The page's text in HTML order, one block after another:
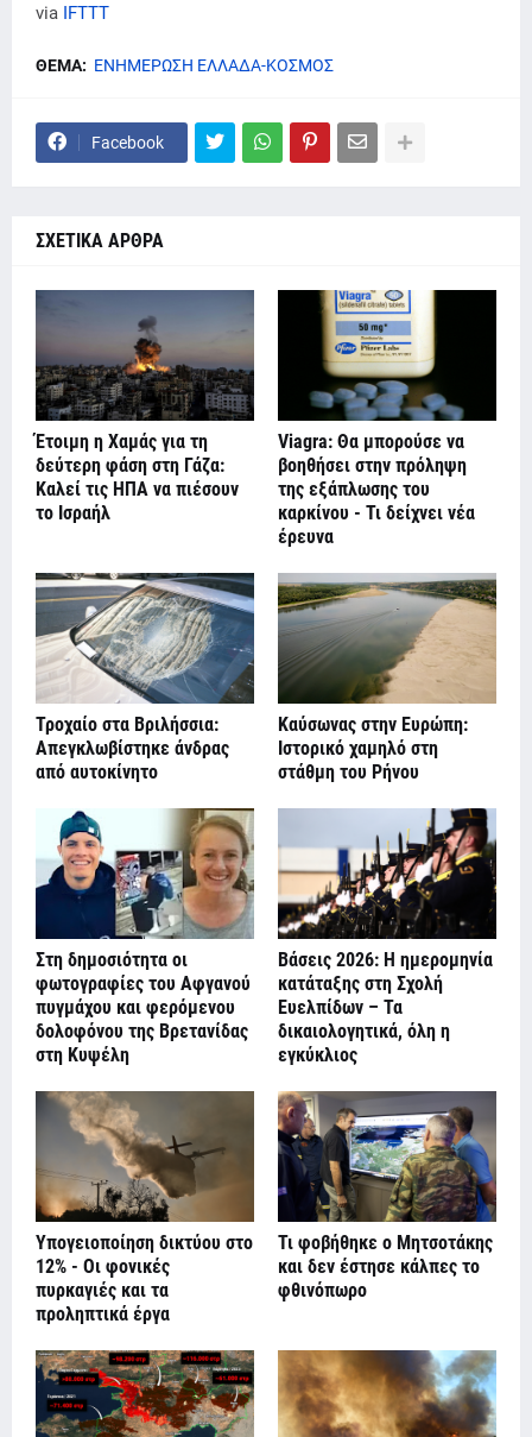
via IFTTT
ΘΕΜΑ: ΕΝΗΜΕΡΩΣΗ ΕΛΛΑΔΑ-ΚΟΣΜΟΣ
Facebook
ΣΧΕΤΙΚΑ ΑΡΘΡΑ
Έτοιμη η Χαμάς για τη
δεύτερη φάση στη Γάζα:
Καλεί τις ΗΠΑ να πιέσουν
το Ισραήλ
Viagra: Θα μπορούσε να
βοηθήσει στην πρόληψη
της εξάπλωσης του
καρκίνου - Τι δείχνει νέα
έρευνα
Τροχαίο στα Βριλήσσια:
Απεγκλωβίστηκε άνδρας
από αυτοκίνητο
Καύσωνας στην Ευρώπη:
Ιστορικό χαμηλό στη
στάθμη του Ρήνου
Στη δημοσιότητα οι
φωτογραφίες του Αφγανού
πυγμάχου και φερόμενου
δολοφόνου της Βρετανίδας
στη Κυψέλη
Βάσεις 2026: Η ημερομηνία
κατάταξης στη Σχολή
Ευελπίδων – Τα
δικαιολογητικά, όλη η
εγκύκλιος
Υπογειοποίηση δικτύου στο
12% - Οι φονικές
πυρκαγιές και τα
προληπτικά έργα
Τι φοβήθηκε ο Μητσοτάκης
και δεν έστησε κάλπες το
φθινόπωρο